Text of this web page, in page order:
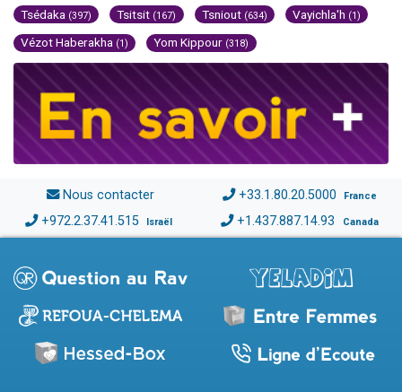
Tsédaka (397) Tsitsit (167) Tsniout (634) Vayichla'h (1)
Vézot Haberakha (1) Yom Kippour (318)
Nous contacter +33.1.80.20.5000 France
+972.2.37.41.515 Israël +1.437.887.14.93 Canada